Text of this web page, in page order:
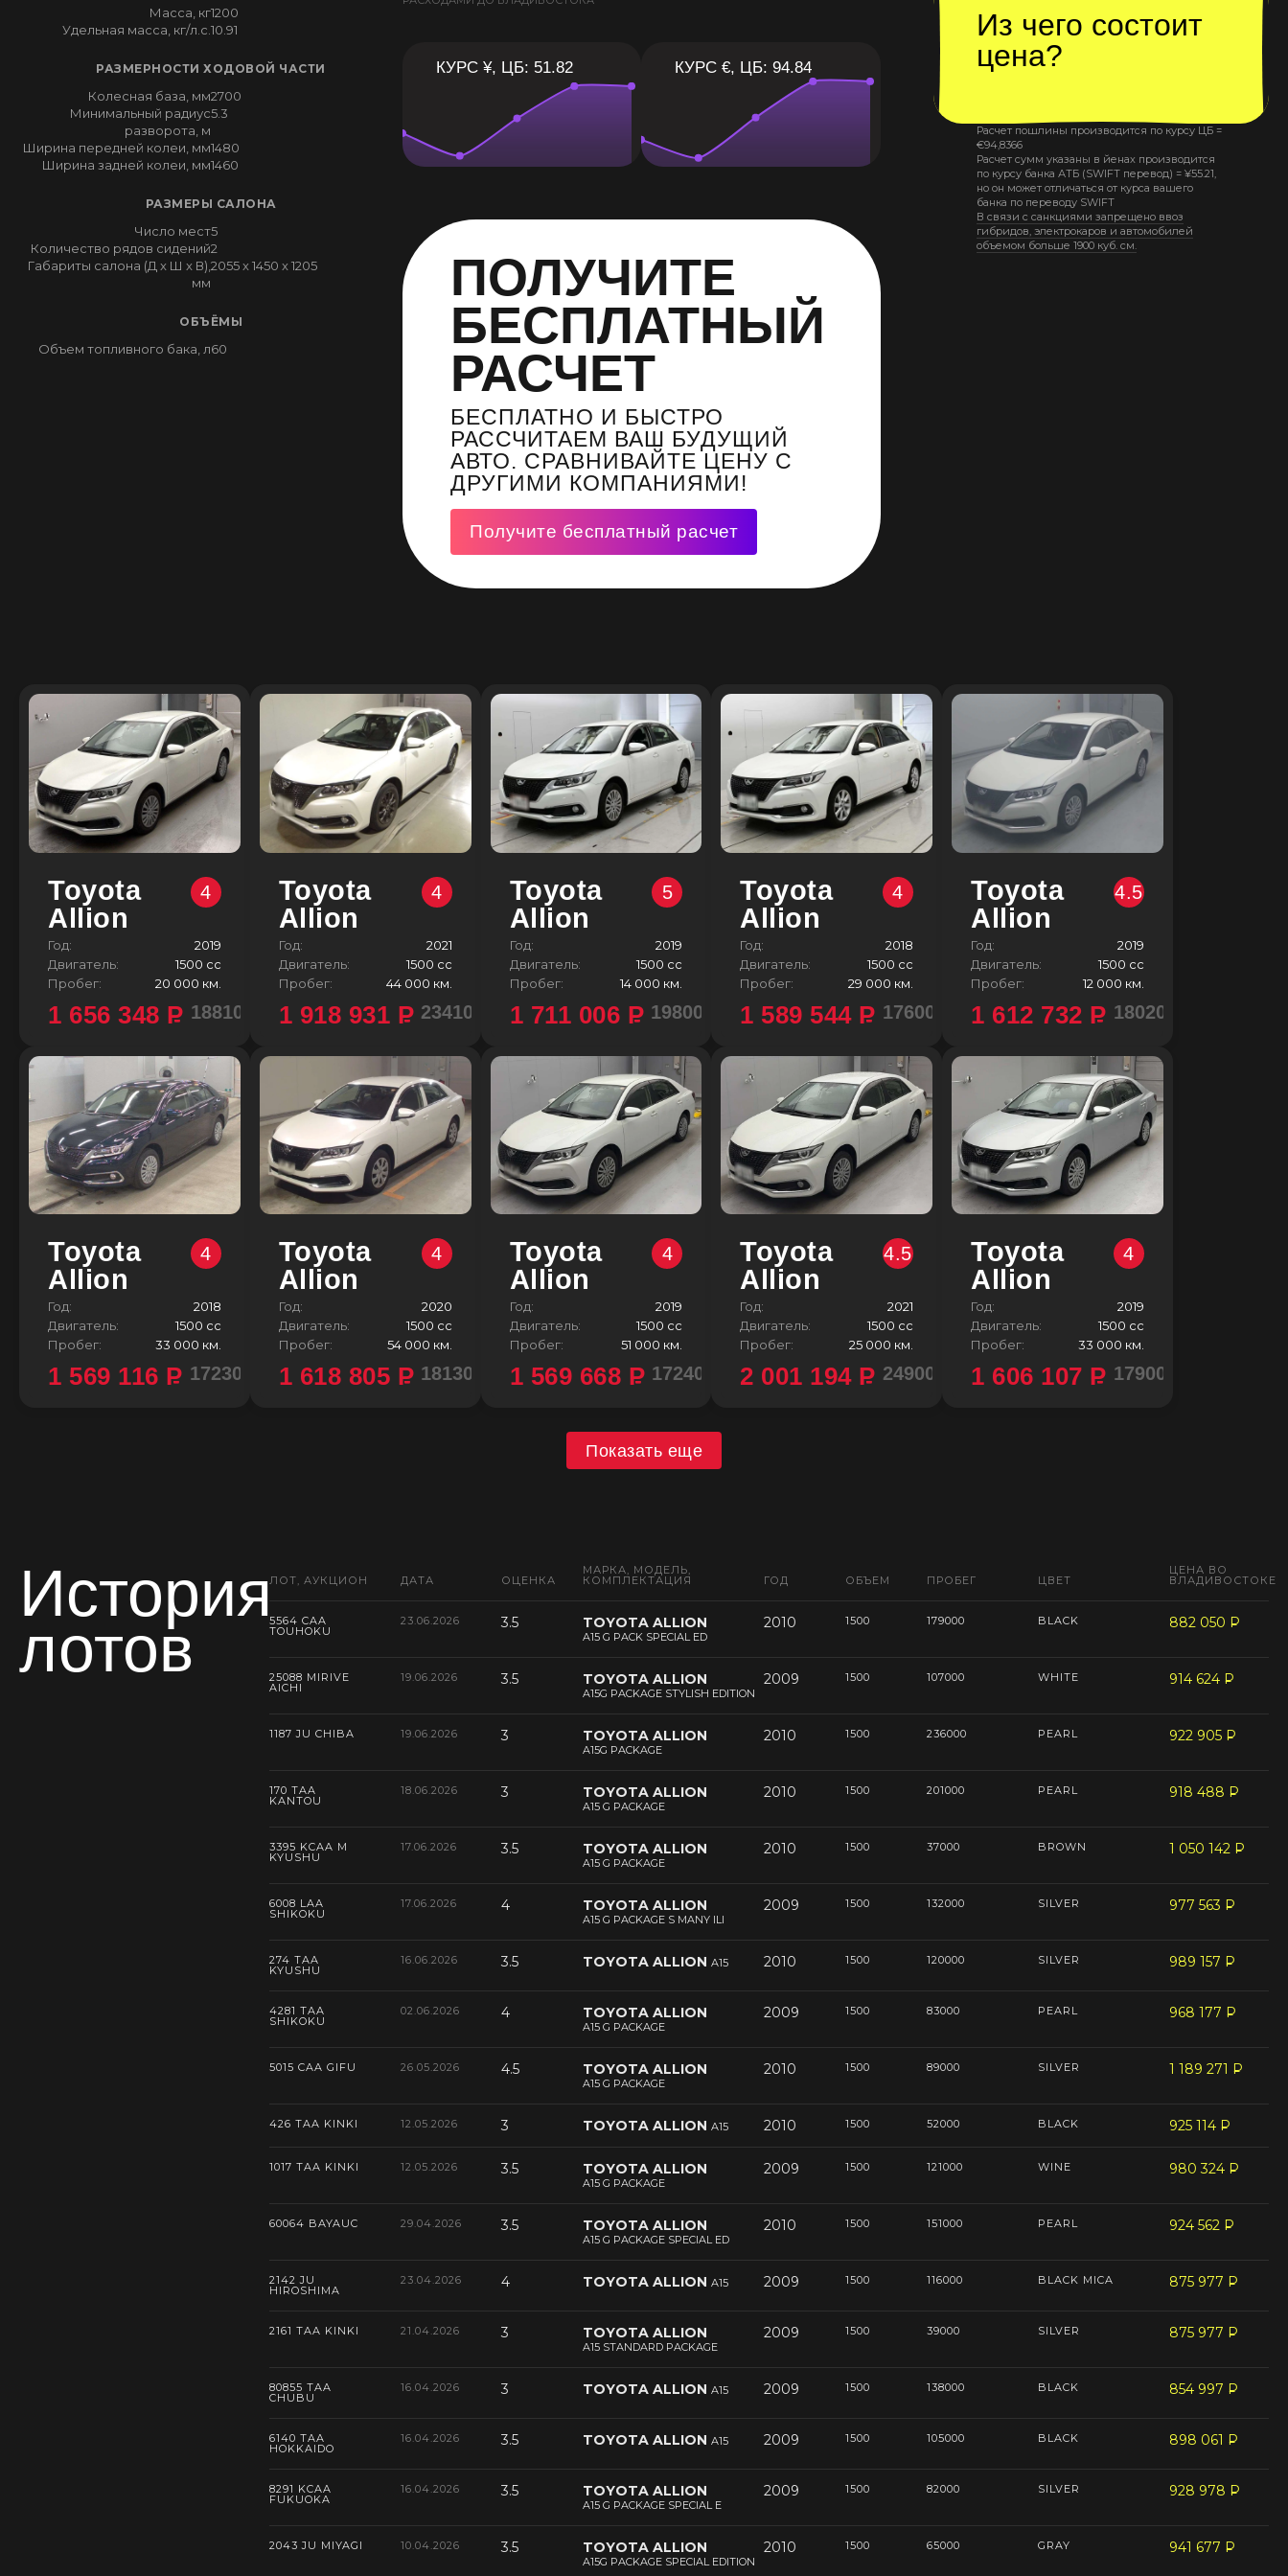
Масса, кг1200
Удельная масса, кг/л.с. 10.91
РАЗМЕРНОСТИ ХОДОВОЙ ЧАСТИ
Колесная база, мм2700
Минимальный радиус
разворота, м
5.3
Ширина передней колеи, мм1480
Ширина задней колеи, мм1460
РАЗМЕРЫ САЛОНА
Число мест5
Количество рядов сидений2
Габариты салона (Д x Ш x В),
мм
2055 x 1450 x 1205
ОБЪЁМЫ
Объем топливного бака, л60
КУРС ¥, ЦБ: 51.82 КУРС €, ЦБ: 94.84
ПОЛУЧИТЕ
БЕСПЛАТНЫЙ
РАСЧЕТ
БЕСПЛАТНО И БЫСТРО
РАССЧИТАЕМ ВАШ БУДУЩИЙ
АВТО. СРАВНИВАЙТЕ ЦЕНУ С
ДРУГИМИ КОМПАНИЯМИ!
Получите бесплатный расчет
Из чего состоит
цена?
Расчет пошлины производится по курсу ЦБ =
€94,8366
Расчет сумм указаны в йенах производится
по курсу банка АТБ (SWIFT перевод) = ¥55.21,
но он может отличаться от курса вашего
банка по переводу SWIFT
В связи с санкциями запрещено ввоз
гибридов, электрокаров и автомобилей
объемом больше 1900 куб. см.
Toyota
Allion
4
Год:
2019
Двигатель:
1500 сс
Пробег:
20 000 км.
1 656 348 P 1881000 ¥
Toyota
Allion
4
Год:
2021
Двигатель:
1500 сс
Пробег:
44 000 км.
1 918 931 P 2341000 ¥
Toyota
Allion
5
Год:
2019
Двигатель:
1500 сс
Пробег:
14 000 км.
1 711 006 P 1980000 ¥
Toyota
Allion
4
Год:
2018
Двигатель:
1500 сс
Пробег:
29 000 км.
1 589 544 P 1760000 ¥
Toyota
Allion
4.5
Год:
2019
Двигатель:
1500 сс
Пробег:
12 000 км.
1 612 732 P 1802000 ¥
Toyota
Allion
4
Год:
2018
Двигатель:
1500 сс
Пробег:
33 000 км.
1 569 116 P 1723000 ¥
Toyota
Allion
4
Год:
2020
Двигатель:
1500 сс
Пробег:
54 000 км.
1 618 805 P 1813000 ¥
Toyota
Allion
4
Год:
2019
Двигатель:
1500 сс
Пробег:
51 000 км.
1 569 668 P 1724000 ¥
Toyota
Allion
4.5
Год:
2021
Двигатель:
1500 сс
Пробег:
25 000 км.
2 001 194 P 2490000 ¥
Toyota
Allion
4
Год:
2019
Двигатель:
1500 сс
Пробег:
33 000 км.
1 606 107 P 1790000 ¥
Показать еще
История
лотов
ЛОТ, АУКЦИОН ДАТА ОЦЕНКА
МАРКА, МОДЕЛЬ,
КОМПЛЕКТАЦИЯ ГОД ОБЪЕМ ПРОБЕГ ЦВЕТ
ЦЕНА ВО
ВЛАДИВОСТОКЕ
5564 CAA
TOUHOKU
23.06.2026 3.5 TOYOTA ALLION
A15 G PACK SPECIAL ED
2010 1500 179000 BLACK 882 050 P
--
25088 MIRIVE
AICHI
19.06.2026 3.5 TOYOTA ALLION
A15G PACKAGE STYLISH EDITION
2009 1500 107000 WHITE 914 624 P
--
1187 JU CHIBA 19.06.2026 3 TOYOTA ALLION
A15G PACKAGE
2010 1500 236000 PEARL 922 905 P
--
170 TAA
KANTOU
18.06.2026 3 TOYOTA ALLION
A15 G PACKAGE
2010 1500 201000 PEARL 918 488 P
--
3395 KCAA M
KYUSHU
17.06.2026 3.5 TOYOTA ALLION
A15 G PACKAGE
2010 1500 37000 BROWN 1 050 142 P
--
6008 LAA
SHIKOKU
17.06.2026 4 TOYOTA ALLION
A15 G PACKAGE S MANY ILI
2009 1500 132000 SILVER 977 563 P
--
274 TAA
KYUSHU
16.06.2026 3.5 TOYOTA ALLIONA15 2010 1500 120000 SILVER 989 157 P
--
4281 TAA
SHIKOKU
02.06.2026 4 TOYOTA ALLION
A15 G PACKAGE
2009 1500 83000 PEARL 968 177 P
--
5015 CAA GIFU 26.05.2026 4.5 TOYOTA ALLION
A15 G PACKAGE
2010 1500 89000 SILVER 1 189 271 P
--
426 TAA KINKI 12.05.2026 3 TOYOTA ALLIONA15 2010 1500 52000 BLACK 925 114 P
--
1017 TAA KINKI 12.05.2026 3.5 TOYOTA ALLION
A15 G PACKAGE
2009 1500 121000 WINE 980 324 P
--
60064 BAYAUC 29.04.2026 3.5 TOYOTA ALLION
A15 G PACKAGE SPECIAL ED
2010 1500 151000 PEARL 924 562 P
--
2142 JU
HIROSHIMA
23.04.2026 4 TOYOTA ALLIONA15 2009 1500 116000 BLACK MICA 875 977 P
--
2161 TAA KINKI 21.04.2026 3 TOYOTA ALLION
A15 STANDARD PACKAGE
2009 1500 39000 SILVER 875 977 P
--
80855 TAA
CHUBU
16.04.2026 3 TOYOTA ALLIONA15 2009 1500 138000 BLACK 854 997 P
--
6140 TAA
HOKKAIDO
16.04.2026 3.5 TOYOTA ALLIONA15 2009 1500 105000 BLACK 898 061 P
--
8291 KCAA
FUKUOKA
16.04.2026 3.5 TOYOTA ALLION
A15 G PACKAGE SPECIAL E
2009 1500 82000 SILVER 928 978 P
--
2043 JU MIYAGI 10.04.2026 3.5 TOYOTA ALLION
A15G PACKAGE SPECIAL EDITION
2010 1500 65000 GRAY 941 677 P
--